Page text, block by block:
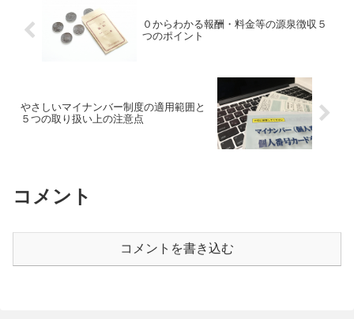
０からわかる報酬・料金等の源泉徴収５
つのポイント
やさしいマイナンバー制度の適用範囲と
５つの取り扱い上の注意点
コメント
コメントを書き込む